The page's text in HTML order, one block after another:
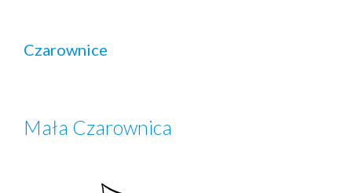
Czarownice
Mała Czarownica